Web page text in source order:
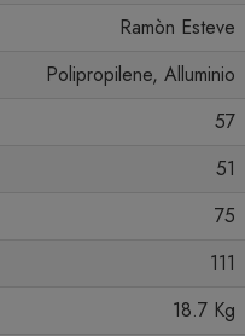
Ramòn Esteve
Polipropilene, Alluminio
57
51
75
111
18.7 Kg